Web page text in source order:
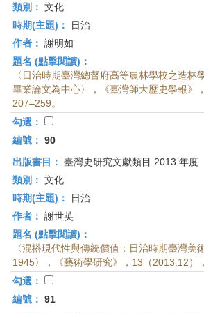
類別： 文化
時期(主題)：
日治
作者： 謝明如
題名 (點擊閱讀)：
〈日治時期臺灣總督府高等農林學校之造林
畢業論文為中心〉，《臺灣師大歷史學報》
207–259。
勾選：
編號： 90
出版書目： 臺灣史研究文獻類目 2013 年度
類別： 文化
時期(主題)：
日治
作者： 謝世英
題名 (點擊閱讀)：
〈混搭現代性與傳統價值：日治時期臺灣美
1945〉，《藝術學研究》，13（2013.12）
勾選：
編號： 91